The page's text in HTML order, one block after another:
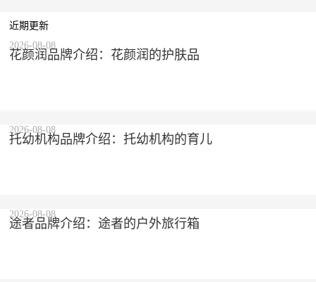
近期更新
花颜润品牌介绍：花颜润的护肤品
2026-08-08
托幼机构品牌介绍：托幼机构的育儿
2026-08-08
途者品牌介绍：途者的户外旅行箱
2026-08-08